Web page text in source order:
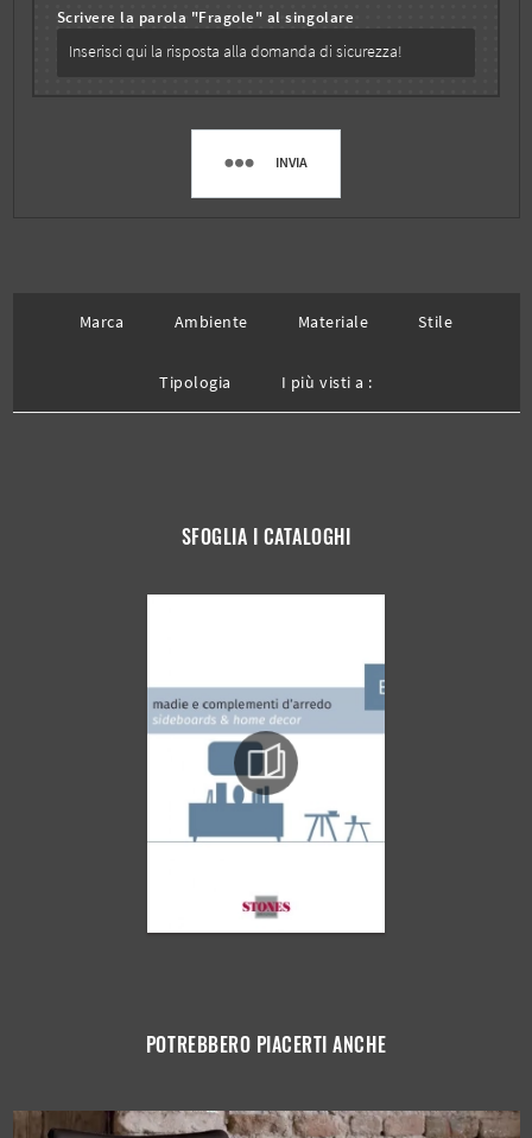
Scrivere la parola "Fragole" al singolare
INVIA
Marca Ambiente Materiale Stile
Tipologia I più visti a :
SFOGLIA I CATALOGHI
POTREBBERO PIACERTI ANCHE